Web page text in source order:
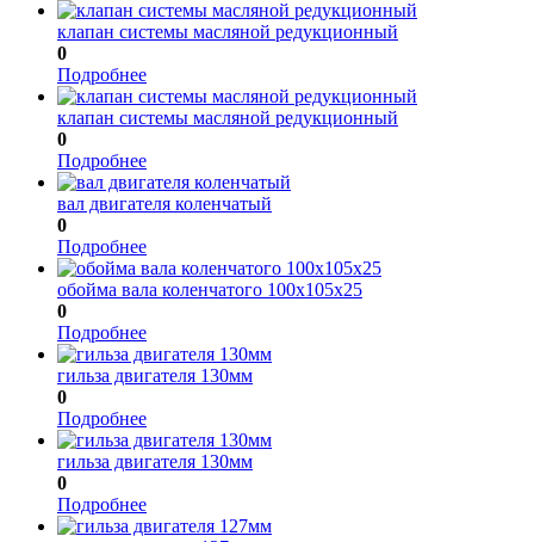
клапан системы масляной редукционный
0
Подробнее
клапан системы масляной редукционный
0
Подробнее
вал двигателя коленчатый
0
Подробнее
обойма вала коленчатого 100х105х25
0
Подробнее
гильза двигателя 130мм
0
Подробнее
гильза двигателя 130мм
0
Подробнее